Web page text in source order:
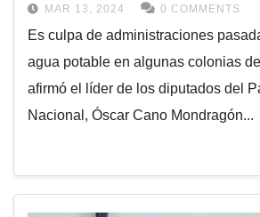
MAR 13, 2024 0 COMMENTS
Es culpa de administraciones
agua potable en algunas colonias
afirmó el líder de los diputados del
Nacional, Óscar Cano Mondragón...